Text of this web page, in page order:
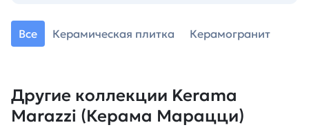
Все Керамическая плитка Керамогранит
Другие коллекции Kerama
Marazzi (Керама Марацци)